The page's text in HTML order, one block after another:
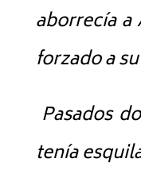
aborrecía
forzado a
Pasados
tenía